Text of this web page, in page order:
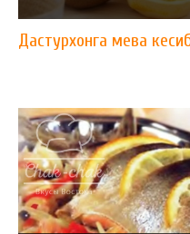
Дастурхонга мева